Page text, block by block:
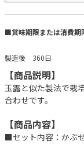
■賞味期限または消費期
製造後 360日
【商品説明】
玉露と似た製法で栽
合わせです。
【商品内容】
■セット内容：かぶ